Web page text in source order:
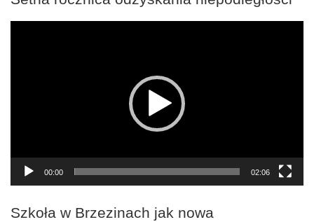
00:00 02:06
Szkoła w Brzezinach jak nowa